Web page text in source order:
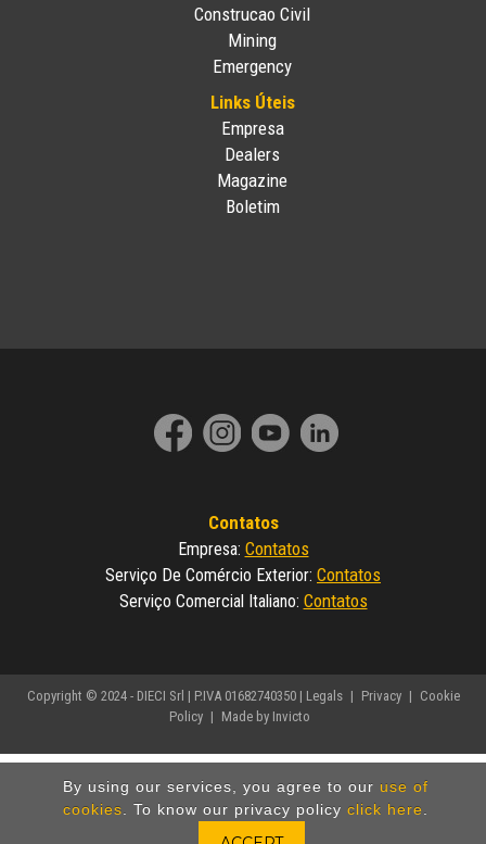
By using our services, you agree to our use of
cookies. To know our privacy policy click here.
Construcao Civil
Mining
Emergency
Links Úteis
Empresa
Dealers
Magazine
Boletim
Contatos
Empresa: Contatos
Serviço De Comércio Exterior: Contatos
Serviço Comercial Italiano: Contatos
Copyright © 2024 - DIECI Srl | P.IVA 01682740350 | Legals | Privacy | Cookie
Policy | Made by Invicto